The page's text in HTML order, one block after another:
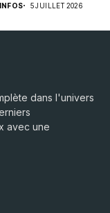
5 JUILLET 2026
dans l'univers
avec une